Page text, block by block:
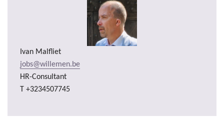
Ivan Malfliet
jobs@willemen.be
HR-Consultant
T +3234507745